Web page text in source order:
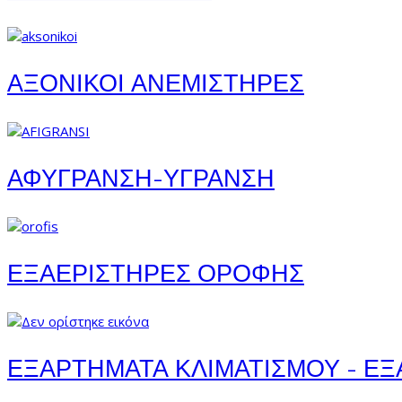
ΑΞΟΝΙΚΟΙ ΑΝΕΜΙΣΤΗΡΕΣ
ΑΦΥΓΡΑΝΣΗ-ΥΓΡΑΝΣΗ
ΕΞΑΕΡΙΣΤΗΡΕΣ ΟΡΟΦΗΣ
ΕΞΑΡΤΗΜΑΤΑ ΚΛΙΜΑΤΙΣΜΟΥ -